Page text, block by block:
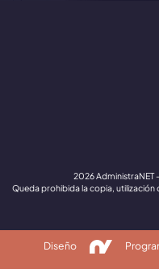
2026 AdministraNET
Queda prohibida la copia,
Diseño